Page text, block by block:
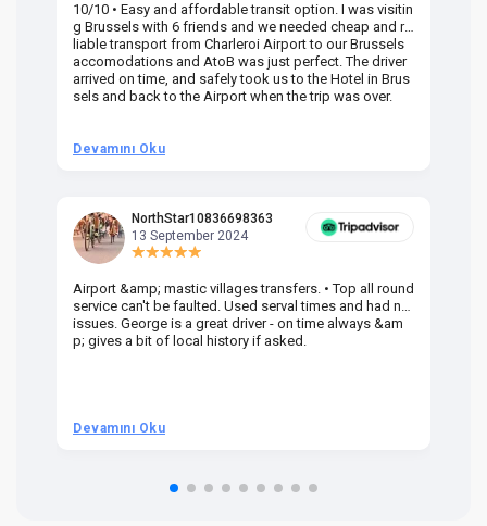
10/10 • Easy and affordable transit option. I was visitin
g Brussels with 6 friends and we needed cheap and re
liable transport from Charleroi Airport to our Brussels
accomodations and AtoB was just perfect. The driver
arrived on time, and safely took us to the Hotel in Brus
sels and back to the Airport when the trip was over.
Devamını Oku
NorthStar10836698363
13 September 2024
Airport &amp; mastic villages transfers. • Top all round
service can't be faulted. Used serval times and had no
issues. George is a great driver - on time always &am
p; gives a bit of local history if asked.
Devamını Oku